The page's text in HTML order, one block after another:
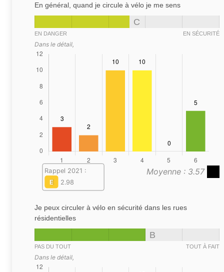
En général, quand je circule à vélo je me sens
C
EN DANGER EN SÉCURITÉ
Dans le détail,
Moyenne : 3.57
Rappel 2021 :
E
2.98
Je peux circuler à vélo en sécurité dans les rues
résidentielles
B
PAS DU TOUT TOUT À FAIT
Dans le détail,